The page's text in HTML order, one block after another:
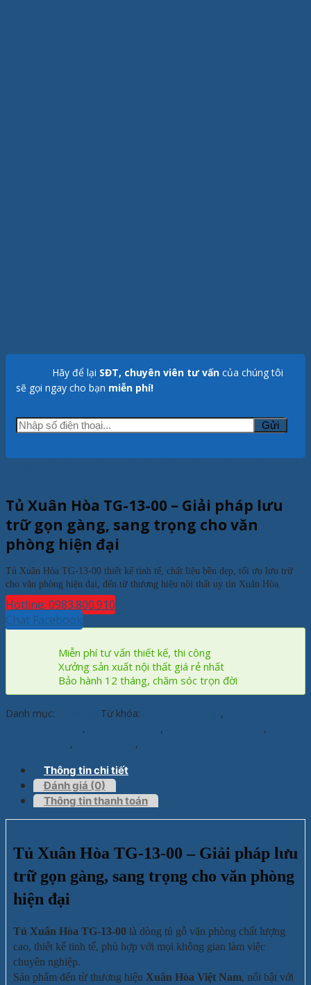
Hãy để lại SĐT, chuyên viên tư vấn của chúng tôi
sẽ gọi ngay cho bạn miễn phí!
Tủ Xuân Hòa TG-13-00 – Giải pháp lưu
trữ gọn gàng, sang trọng cho văn
phòng hiện đại
Tủ Xuân Hòa TG-13-00 thiết kế tinh tế, chất liệu bền đẹp, tối ưu lưu trữ
cho văn phòng hiện đại, đến từ thương hiệu nội thất uy tín Xuân Hòa.
Hotline: 0983.800.910
Chat Facebook
Miễn phí tư vấn thiết kế, thi công
Xưởng sản xuất nội thất giá rẻ nhất
Bảo hành 12 tháng, chăm sóc trọn đời
Danh mục: Từ khóa:
,
, ,
,
, ,
Thông tin chi tiết
Đánh giá (0)
Thông tin thanh toán
Tủ Xuân Hòa TG-13-00 – Giải pháp lưu
trữ gọn gàng, sang trọng cho văn phòng
hiện đại
Tủ Xuân Hòa TG-13-00 là dòng tủ gỗ văn phòng chất lượng
cao, thiết kế tinh tế, phù hợp với mọi không gian làm việc
chuyên nghiệp.
Sản phẩm đến từ thương hiệu Xuân Hòa Việt Nam, nổi bật với